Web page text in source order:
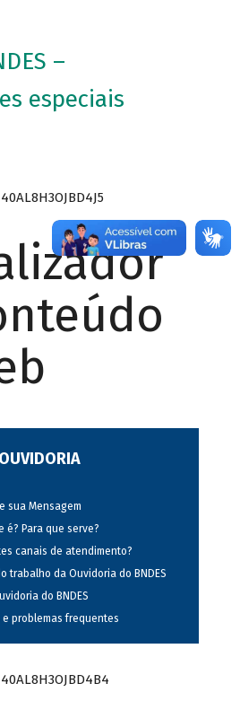
–
especiais
sua Mensagem
é? Para que serve?
canais de atendimento?
trabalho da Ouvidoria do BNDES
do BNDES
e problemas frequentes